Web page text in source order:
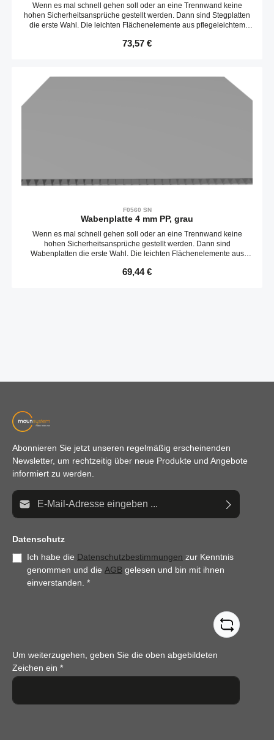
Wenn es mal schnell gehen soll oder an eine Trennwand keine
hohen Sicherheitsansprüche gestellt werden. Dann sind Stegplatten
die erste Wahl. Die leichten Flächenelemente aus pflegeleichtem
schnell befestigt werden. Die Platten sind entlang der Stege leicht
Regulärer Preis:
73,57 €
F0560 SN
Wabenplatte 4 mm PP, grau
Wenn es mal schnell gehen soll oder an eine Trennwand keine
hohen Sicherheitsansprüche gestellt werden. Dann sind
Wabenplatten die erste Wahl. Die leichten Flächenelemente aus
zugeschnitten und schnell befestigt werden.Liefereinheit 3020 x 2020
Regulärer Preis:
69,44 €
Abonnieren Sie jetzt unseren regelmäßig erscheinenden
Newsletter, um rechtzeitig über neue Produkte und Angebote
informiert zu werden.
E-Mail-Adresse*
Datenschutz
Ich habe die Datenschutzbestimmungen zur Kenntnis
genommen und die AGB gelesen und bin mit ihnen
einverstanden. *
Um weiterzugehen, geben Sie die oben abgebildeten
Zeichen ein *